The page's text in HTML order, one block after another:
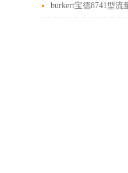
特点
burkert宝德8741型流